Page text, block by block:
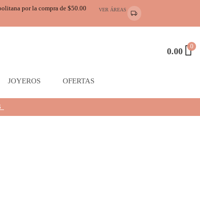
por la compra de $50.00
VER ÁREAS
0.00 0
JOYEROS OFERTAS